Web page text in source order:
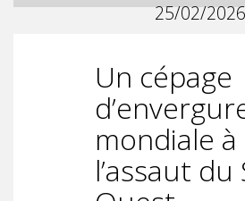
25/02/2026
Un cépage
mondiale à
l’assaut du